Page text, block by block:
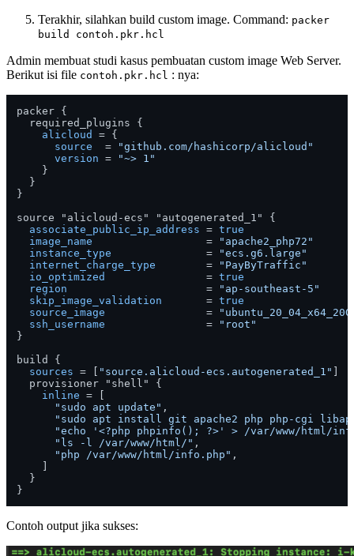
Terakhir, silahkan build custom image. Command: packer
build contoh.pkr.hcl
Admin membuat studi kasus pembuatan custom image Web Server.
Berikut isi file contoh.pkr.hcl : nya:
packer {
  required_plugins {
alicloud
= {
source
  =
"github.com/hashicorp/alicloud"
version =
"~> 1"
    }
  }
}
source "alicloud-ecs" "autogenerated_1" {
associate_public_ip_address = true
image_name
                  =
"apache2_php72"
instance_type
               =
"ecs.g6.large"
internet_charge_type
        =
"PayByTraffic"
io_optimized
                =
true
region
                      =
"ap-southeast-5"
skip_image_validation
       =
true
source_image
                =
ssh_username
                =
"root"
}
build {
sources = [ "source.alicloud-ecs.autogenerated_1" ]
  provisioner "shell" {
inline = [
"sudo apt update" ,
"sudo apt install git apache2 php php-cgi
"echo '<?php phpinfo(); ?>' > /var/www/html/
"ls -l /var/www/html/" ,
"php /var/www/html/info.php" ,
    ]
  }
Contoh output jika sukses: